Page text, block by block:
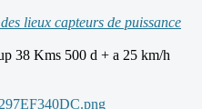
lieux capteurs de puissance
38 Kms 500 d + a 25 km/h